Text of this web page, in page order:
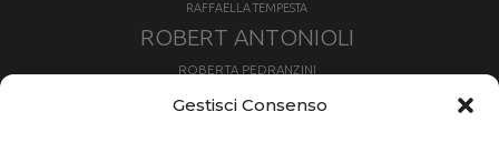
Gestisci Consenso
RAFFAELLA TEMPESTA
ROBERT ANTONIOLI
ROBERTA PEDRANZINI
ROLAND FISCHNALLER